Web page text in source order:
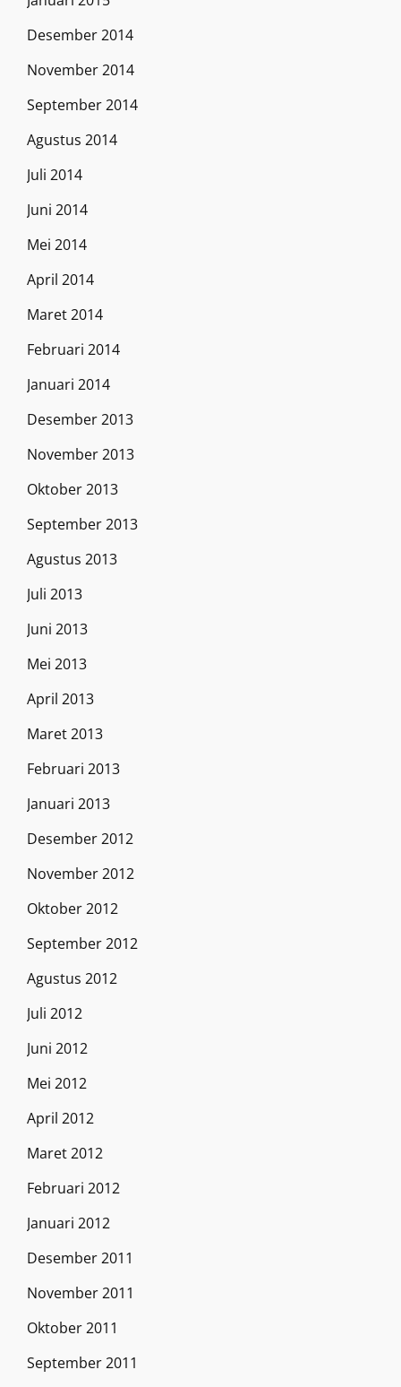
Desember 2014
November 2014
September 2014
Agustus 2014
Juli 2014
Juni 2014
Mei 2014
April 2014
Maret 2014
Februari 2014
Januari 2014
Desember 2013
November 2013
Oktober 2013
September 2013
Agustus 2013
Juli 2013
Juni 2013
Mei 2013
April 2013
Maret 2013
Februari 2013
Januari 2013
Desember 2012
November 2012
Oktober 2012
September 2012
Agustus 2012
Juli 2012
Juni 2012
Mei 2012
April 2012
Maret 2012
Februari 2012
Januari 2012
Desember 2011
November 2011
Oktober 2011
September 2011